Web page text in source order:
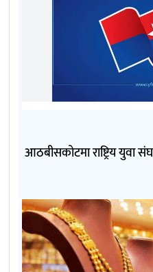
आठबीसकोटमा राष्ट्रिय युवा